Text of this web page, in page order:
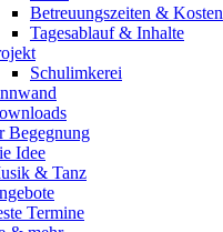
Betreuungszeiten & Kosten
Tagesablauf & Inhalte
Schulimkerei
Begegnung
Idee
& Tanz
Termine